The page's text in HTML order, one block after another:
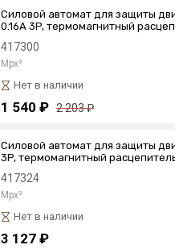
Силовой автомат для защиты
0.16А 3P, термомагнитный
417300
Mpx³
Нет в наличии
1 540 ₽ 2 203 ₽
Силовой автомат для защиты
3P, термомагнитный
417324
Mpx³
Нет в наличии
3 127 ₽